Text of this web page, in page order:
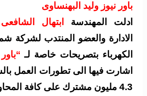
باور نيوز وليد البهنساوى
ادلت المهندسة
ابتهال الشافعى
الادارة والعضو المنتدب لشركة
الكهرباء بتصريحات خاصة لـ
اشارت فيها الى تطورات العمل
4.3 مليون مشترك على كافة المحاور